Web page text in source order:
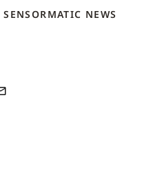
SENSORMATIC NEWS